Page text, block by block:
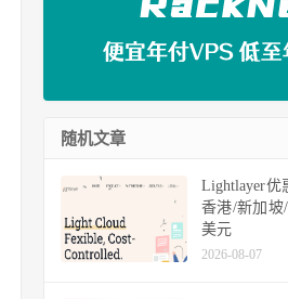
随机文章
Lightlayer
香港/新加坡
美元
2026-08-07